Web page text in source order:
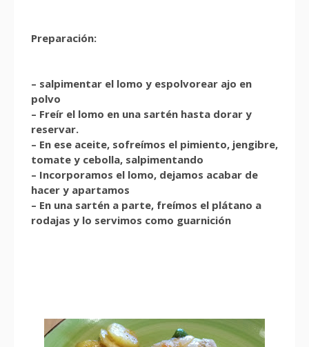
Preparación:
– salpimentar el lomo y espolvorear ajo en
polvo
– Freír el lomo en una sartén hasta dorar y
reservar.
– En ese aceite, sofreímos el pimiento, jengibre,
tomate y cebolla, salpimentando
– Incorporamos el lomo, dejamos acabar de
hacer y apartamos
– En una sartén a parte, freímos el plátano a
rodajas y lo servimos como guarnición